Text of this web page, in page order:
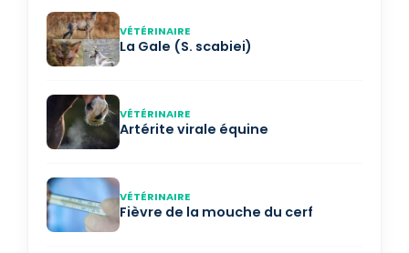
VÉTÉRINAIRE
La Gale (S. scabiei)
VÉTÉRINAIRE
Artérite virale équine
VÉTÉRINAIRE
Fièvre de la mouche du cerf